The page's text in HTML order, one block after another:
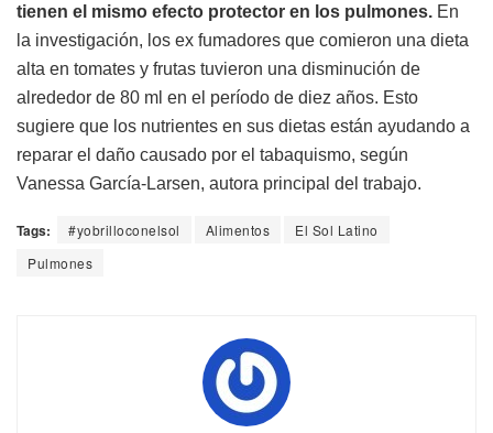
tienen el mismo efecto protector en los pulmones. En
la investigación, los ex fumadores que comieron una dieta
alta en tomates y frutas tuvieron una disminución de
alrededor de 80 ml en el período de diez años. Esto
sugiere que los nutrientes en sus dietas están ayudando a
reparar el daño causado por el tabaquismo, según
Vanessa García-Larsen, autora principal del trabajo.
Tags: #yobrilloconelsol Alimentos
El Sol Latino
Pulmones